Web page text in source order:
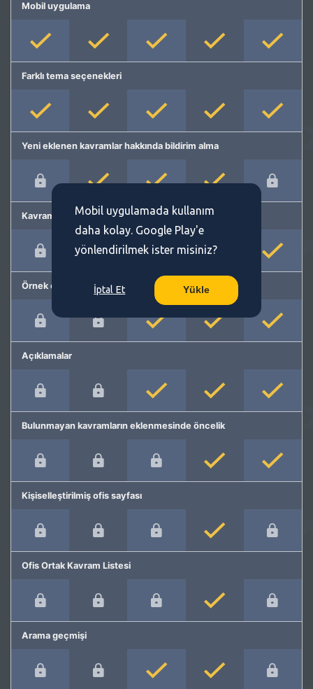
Mobil uygulama
Farklı tema seçenekleri
Yeni eklenen kavramlar hakkında bildirim alma
Kavram önerme
Örnek cümleler
Açıklamalar
Bulunmayan kavramların eklenmesinde öncelik
Kişiselleştirilmiş ofis sayfası
Ofis Ortak Kavram Listesi
Arama geçmişi
Mobil uygulamada kullanım
daha kolay. Google Play'e
yönlendirilmek ister misiniz?
İptal Et Yükle